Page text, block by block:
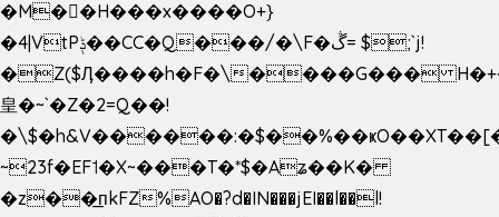
�M��H���x����O+}
�4|VtPݙ��CC�Q���/�\F�ڴ= $;`j!
�Z($Ӆ����h�F�\����G���
皇�~`�Z�2=Q��!
~23f�EF˦�X~���T�*$�Aʑ��K�
�z��͟пkFZ%AO�?d�IN���jEI��l��l!